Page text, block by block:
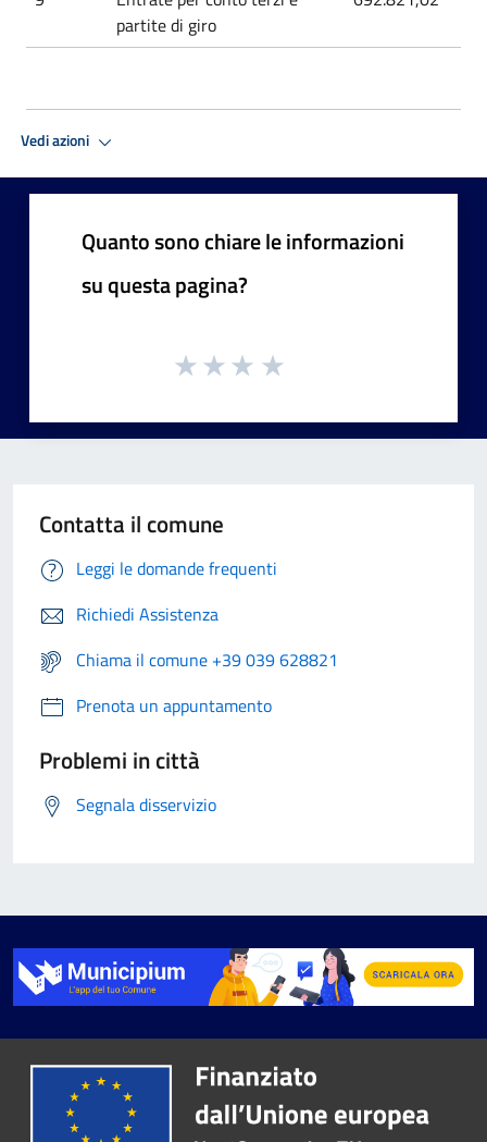
partite di giro
Vedi azioni
Quanto sono chiare le informazioni
su questa pagina?
Contatta il comune
Leggi le domande frequenti
Richiedi Assistenza
Chiama il comune +39 039 628821
Prenota un appuntamento
Problemi in città
Segnala disservizio